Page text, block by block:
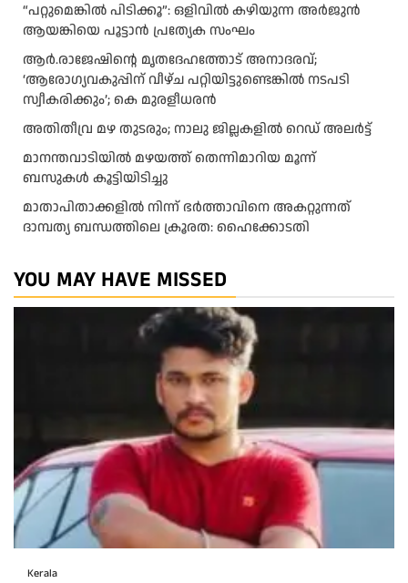
“പറ്റുമെങ്കിൽ പിടിക്കൂ”: ഒളിവിൽ കഴിയുന്ന അർജുൻ
ആയങ്കിയെ പൂട്ടാൻ പ്രത്യേക സംഘം
ആര്‍.രാജേഷിന്റെ മൃതദേഹത്തോട് അനാദരവ്;
‘ആരോഗ്യവകുപ്പിന് വീഴ്ച പറ്റിയിട്ടുണ്ടെങ്കില്‍ നടപടി
സ്വീകരിക്കും’; കെ മുരളീധരന്‍
അതിതീവ്ര മഴ തുടരും; നാലു ജില്ലകളിൽ റെഡ് അലർട്ട്
മാനന്തവാടിയിൽ മഴയത്ത് തെന്നിമാറിയ മൂന്ന്
ബസുകൾ കൂട്ടിയിടിച്ചു
മാതാപിതാക്കളില്‍ നിന്ന് ഭര്‍ത്താവിനെ അകറ്റുന്നത്
ദാമ്പത്യ ബന്ധത്തിലെ ക്രൂരത: ഹൈക്കോടതി
YOU MAY HAVE MISSED
Kerala